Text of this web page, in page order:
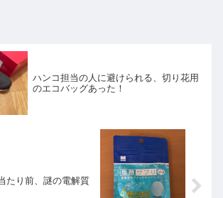
ハンコ担当の人に避けられる、切り花用
のエコバッグあった！
たり前、謎の電解質